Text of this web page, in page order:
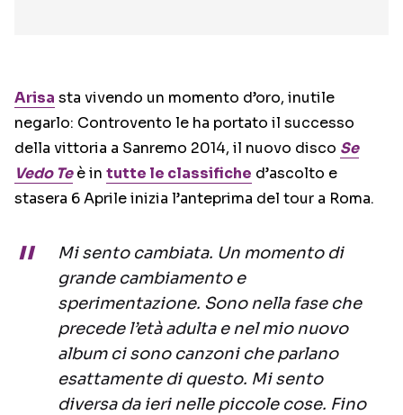
Arisa sta vivendo un momento d’oro, inutile
negarlo: Controvento le ha portato il successo
della vittoria a Sanremo 2014, il nuovo disco Se
Vedo Teè in tutte le classifiche d’ascolto e
stasera 6 Aprile inizia l’anteprima del tour a Roma.
Mi sento cambiata. Un momento di
grande cambiamento e
sperimentazione. Sono nella fase che
precede l’età adulta e nel mio nuovo
album ci sono canzoni che parlano
esattamente di questo. Mi sento
diversa da ieri nelle piccole cose. Fino